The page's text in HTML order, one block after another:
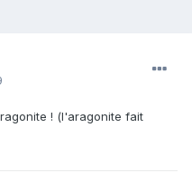
! (l'aragonite fait